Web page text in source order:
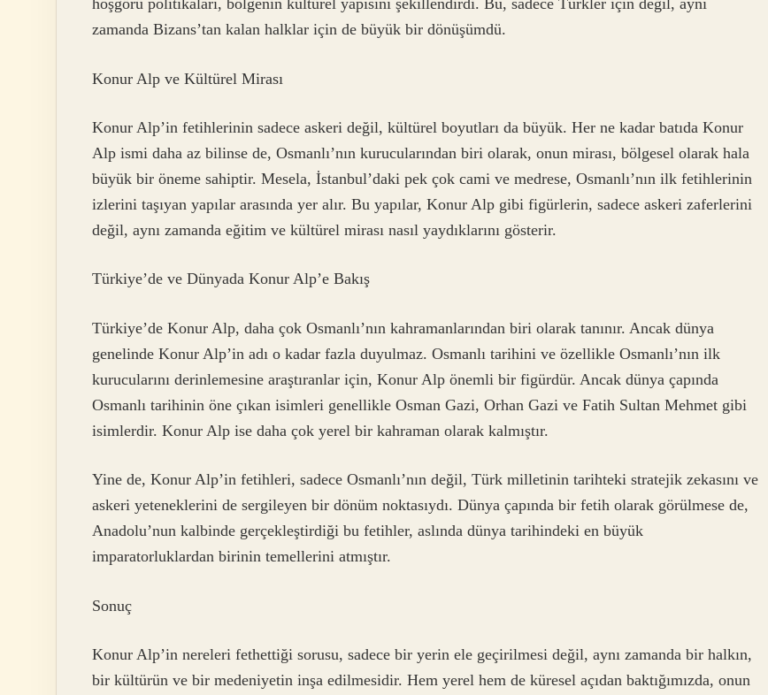
hoşgörü politikaları, bölgenin kültürel yapısını şekillendirdi. Bu, sadece Türkler için değil, aynı
zamanda Bizans’tan kalan halklar için de büyük bir dönüşümdü.
Konur Alp ve Kültürel Mirası
Konur Alp’in fetihlerinin sadece askeri değil, kültürel boyutları da büyük. Her ne kadar batıda Konur
Alp ismi daha az bilinse de, Osmanlı’nın kurucularından biri olarak, onun mirası, bölgesel olarak hala
büyük bir öneme sahiptir. Mesela, İstanbul’daki pek çok cami ve medrese, Osmanlı’nın ilk fetihlerinin
izlerini taşıyan yapılar arasında yer alır. Bu yapılar, Konur Alp gibi figürlerin, sadece askeri zaferlerini
değil, aynı zamanda eğitim ve kültürel mirası nasıl yaydıklarını gösterir.
Türkiye’de ve Dünyada Konur Alp’e Bakış
Türkiye’de Konur Alp, daha çok Osmanlı’nın kahramanlarından biri olarak tanınır. Ancak dünya
genelinde Konur Alp’in adı o kadar fazla duyulmaz. Osmanlı tarihini ve özellikle Osmanlı’nın ilk
kurucularını derinlemesine araştıranlar için, Konur Alp önemli bir figürdür. Ancak dünya çapında
Osmanlı tarihinin öne çıkan isimleri genellikle Osman Gazi, Orhan Gazi ve Fatih Sultan Mehmet gibi
isimlerdir. Konur Alp ise daha çok yerel bir kahraman olarak kalmıştır.
Yine de, Konur Alp’in fetihleri, sadece Osmanlı’nın değil, Türk milletinin tarihteki stratejik zekasını ve
askeri yeteneklerini de sergileyen bir dönüm noktasıydı. Dünya çapında bir fetih olarak görülmese de,
Anadolu’nun kalbinde gerçekleştirdiği bu fetihler, aslında dünya tarihindeki en büyük
imparatorluklardan birinin temellerini atmıştır.
Sonuç
Konur Alp’in nereleri fethettiği sorusu, sadece bir yerin ele geçirilmesi değil, aynı zamanda bir halkın,
bir kültürün ve bir medeniyetin inşa edilmesidir. Hem yerel hem de küresel açıdan baktığımızda, onun